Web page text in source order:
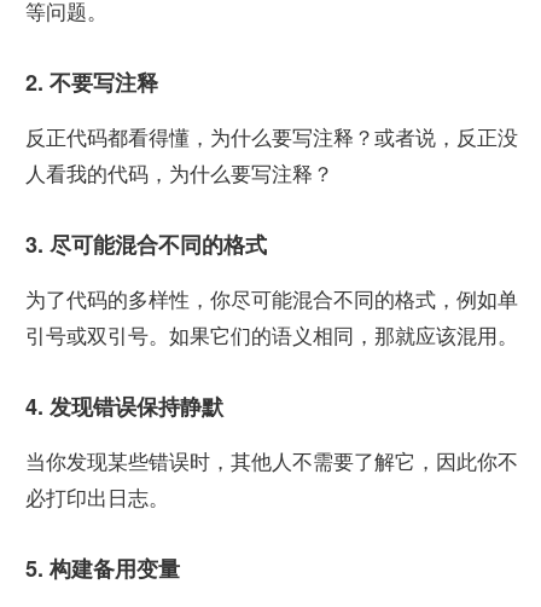
等问题。
2. 不要写注释
反正代码都看得懂，为什么要写注释？或者说，反正没
人看我的代码，为什么要写注释？
3. 尽可能混合不同的格式
为了代码的多样性，你尽可能混合不同的格式，例如单
引号或双引号。如果它们的语义相同，那就应该混用。
4. 发现错误保持静默
当你发现某些错误时，其他人不需要了解它，因此你不
必打印出日志。
5. 构建备用变量